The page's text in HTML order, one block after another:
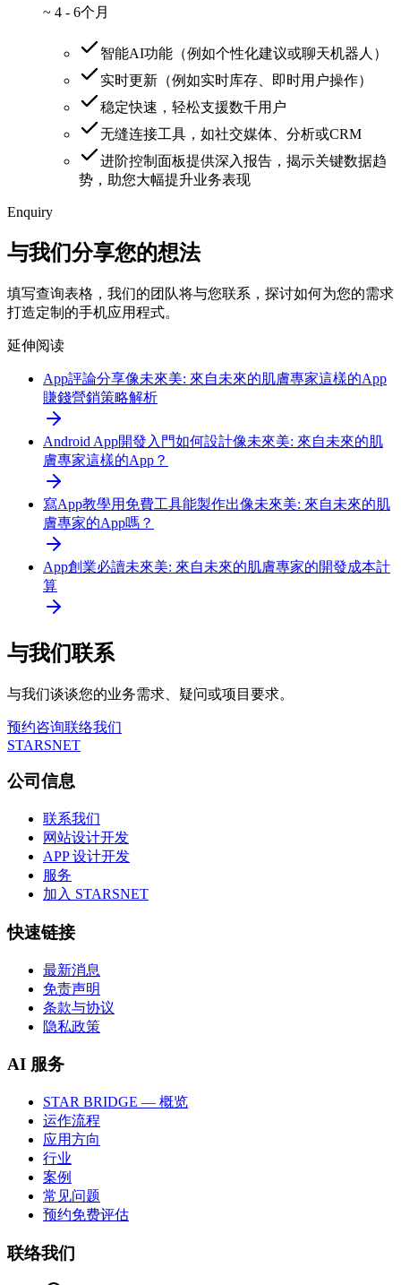
~ 4 - 6个月
智能AI功能（例如个性化建议或聊天机器人）
实时更新（例如实时库存、即时用户操作）
稳定快速，轻松支援数千用户
无缝连接工具，如社交媒体、分析或CRM
进阶控制面板提供深入报告，揭示关键数据趋
势，助您大幅提升业务表现
Enquiry
与我们分享您的想法
填写查询表格，我们的团队将与您联系，探讨如何为您的需求
打造定制的手机应用程式。
延伸阅读
App評論分享像未來美: 來自未來的肌膚專家這樣的App
賺錢營銷策略解析
Android App開發入門如何設計像未來美: 來自未來的肌
膚專家這樣的App？
寫App教學用免費工具能製作出像未來美: 來自未來的肌
膚專家的App嗎？
App創業必讀未來美: 來自未來的肌膚專家的開發成本計
算
与我们联系
与我们谈谈您的业务需求、疑问或项目要求。
预约咨询联络我们
STARSNET
公司信息
联系我们
网站设计开发
APP 设计开发
服务
加入 STARSNET
快速链接
最新消息
免责声明
条款与协议
隐私政策
AI 服务
STAR BRIDGE — 概览
运作流程
应用方向
行业
案例
常见问题
预约免费评估
联络我们